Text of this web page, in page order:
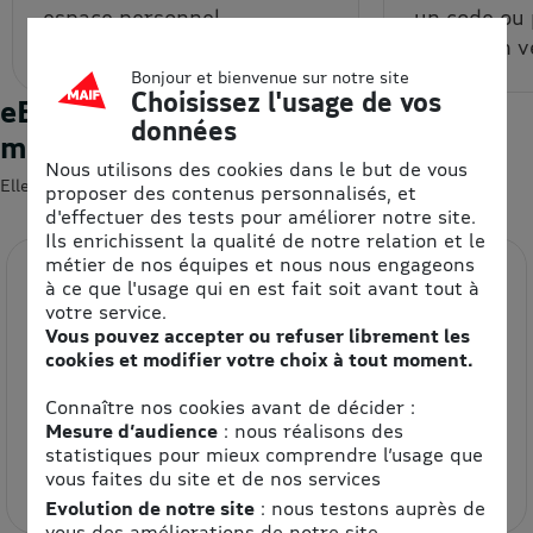
espace personnel.
un code
code à un
eBons d'achats : les enseignes du
moment
Elles devraient vous intéresser 😍
Etam
8.5% de remise
Bonjour et bienvenue sur notre site
Choisissez l'usage de vos
données
Nous utilisons des cookies dans le but de vous
proposer des contenus personnalisés, et
d'effectuer des tests pour améliorer notre site.
Ils enrichissent la qualité de notre relation et le
métier de nos équipes et nous nous engageons
à ce que l'usage qui en est fait soit avant tout à
votre service.
Vous pouvez accepter ou refuser librement les
cookies et modifier votre choix à tout moment.
Connaître nos cookies avant de décider :
Mesure d’audience: nous réalisons des
statistiques pour mieux comprendre l’usage que
vous faites du site et de nos services
Evolution de notre site: nous testons auprès de